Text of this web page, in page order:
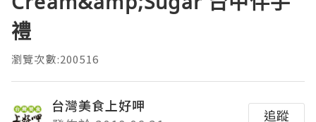
禮
瀏覽次數:200516
台灣美食上好呷
追蹤